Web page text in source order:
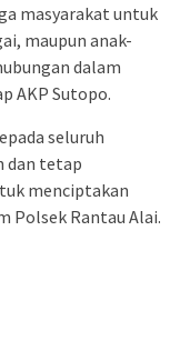
masyarakat untuk
maupun anak-
dalam
AKP Sutopo.
seluruh
dan tetap
menciptakan
Polsek Rantau Alai.